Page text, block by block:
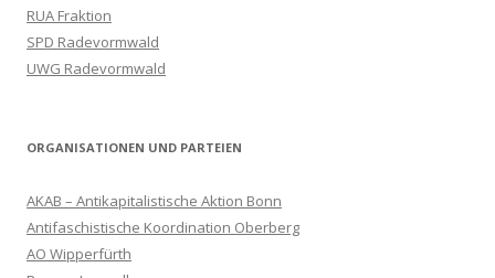
RUA Fraktion
SPD Radevormwald
UWG Radevormwald
ORGANISATIONEN UND PARTEIEN
AKAB – Antikapitalistische Aktion Bonn
Antifaschistische Koordination Oberberg
AO Wipperfürth